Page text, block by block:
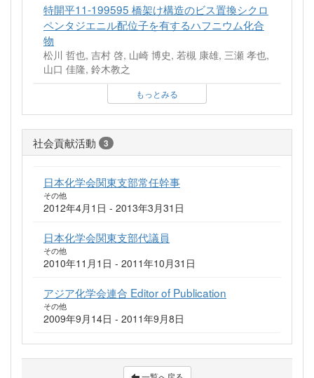
特開平11-199595 橋架け構造のビス置換シクロ
ペンタジエニル配位子を有するハフニウム化合
物
松川 哲也, 吉村 啓, 山崎 博史, 若槻 康雄, 三瀬 孝也,
山口 佳隆, 鈴木教之
もっとみる
社会貢献活動 3
日本化学会関東支部常任幹事
その他
2012年4月1日 - 2013年3月31日
日本化学会関東支部代議員
その他
2010年11月1日 - 2011年10月31日
アジア化学会連合 Editor of Publication
その他
2009年9月14日 - 2011年9月8日